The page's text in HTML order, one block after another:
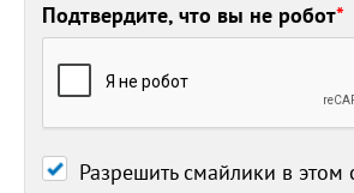
Подтвердите, что вы не робот*
Разрешить смайлики в